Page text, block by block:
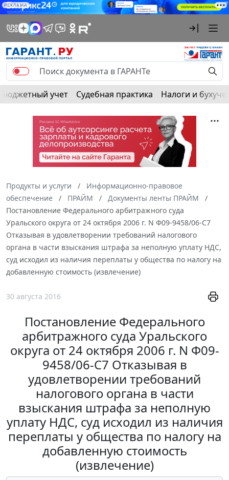
РЕКЛАМА
Бюджетный учет Судебная практика Налоги и
Продукты и услуги
Информационно-правовое
обеспечение
ПРАЙМ
Документы ленты ПРАЙМ
Постановление Федерального арбитражного суда
Уральского округа от 24 октября 2006 г. N Ф09-9458/06-С7
Отказывая в удовлетворении требований налогового
органа в части взыскания штрафа за неполную уплату НДС,
суд исходил из наличия переплаты у общества по налогу на
добавленную стоимость (извлечение)
30 августа 2016
Постановление Федерального
арбитражного суда Уральского
округа от 24 октября 2006 г. N Ф09-
9458/06-С7 Отказывая в
удовлетворении требований
налогового органа в части
взыскания штрафа за неполную
уплату НДС, суд исходил из наличия
переплаты у общества по налогу на
добавленную стоимость
(извлечение)